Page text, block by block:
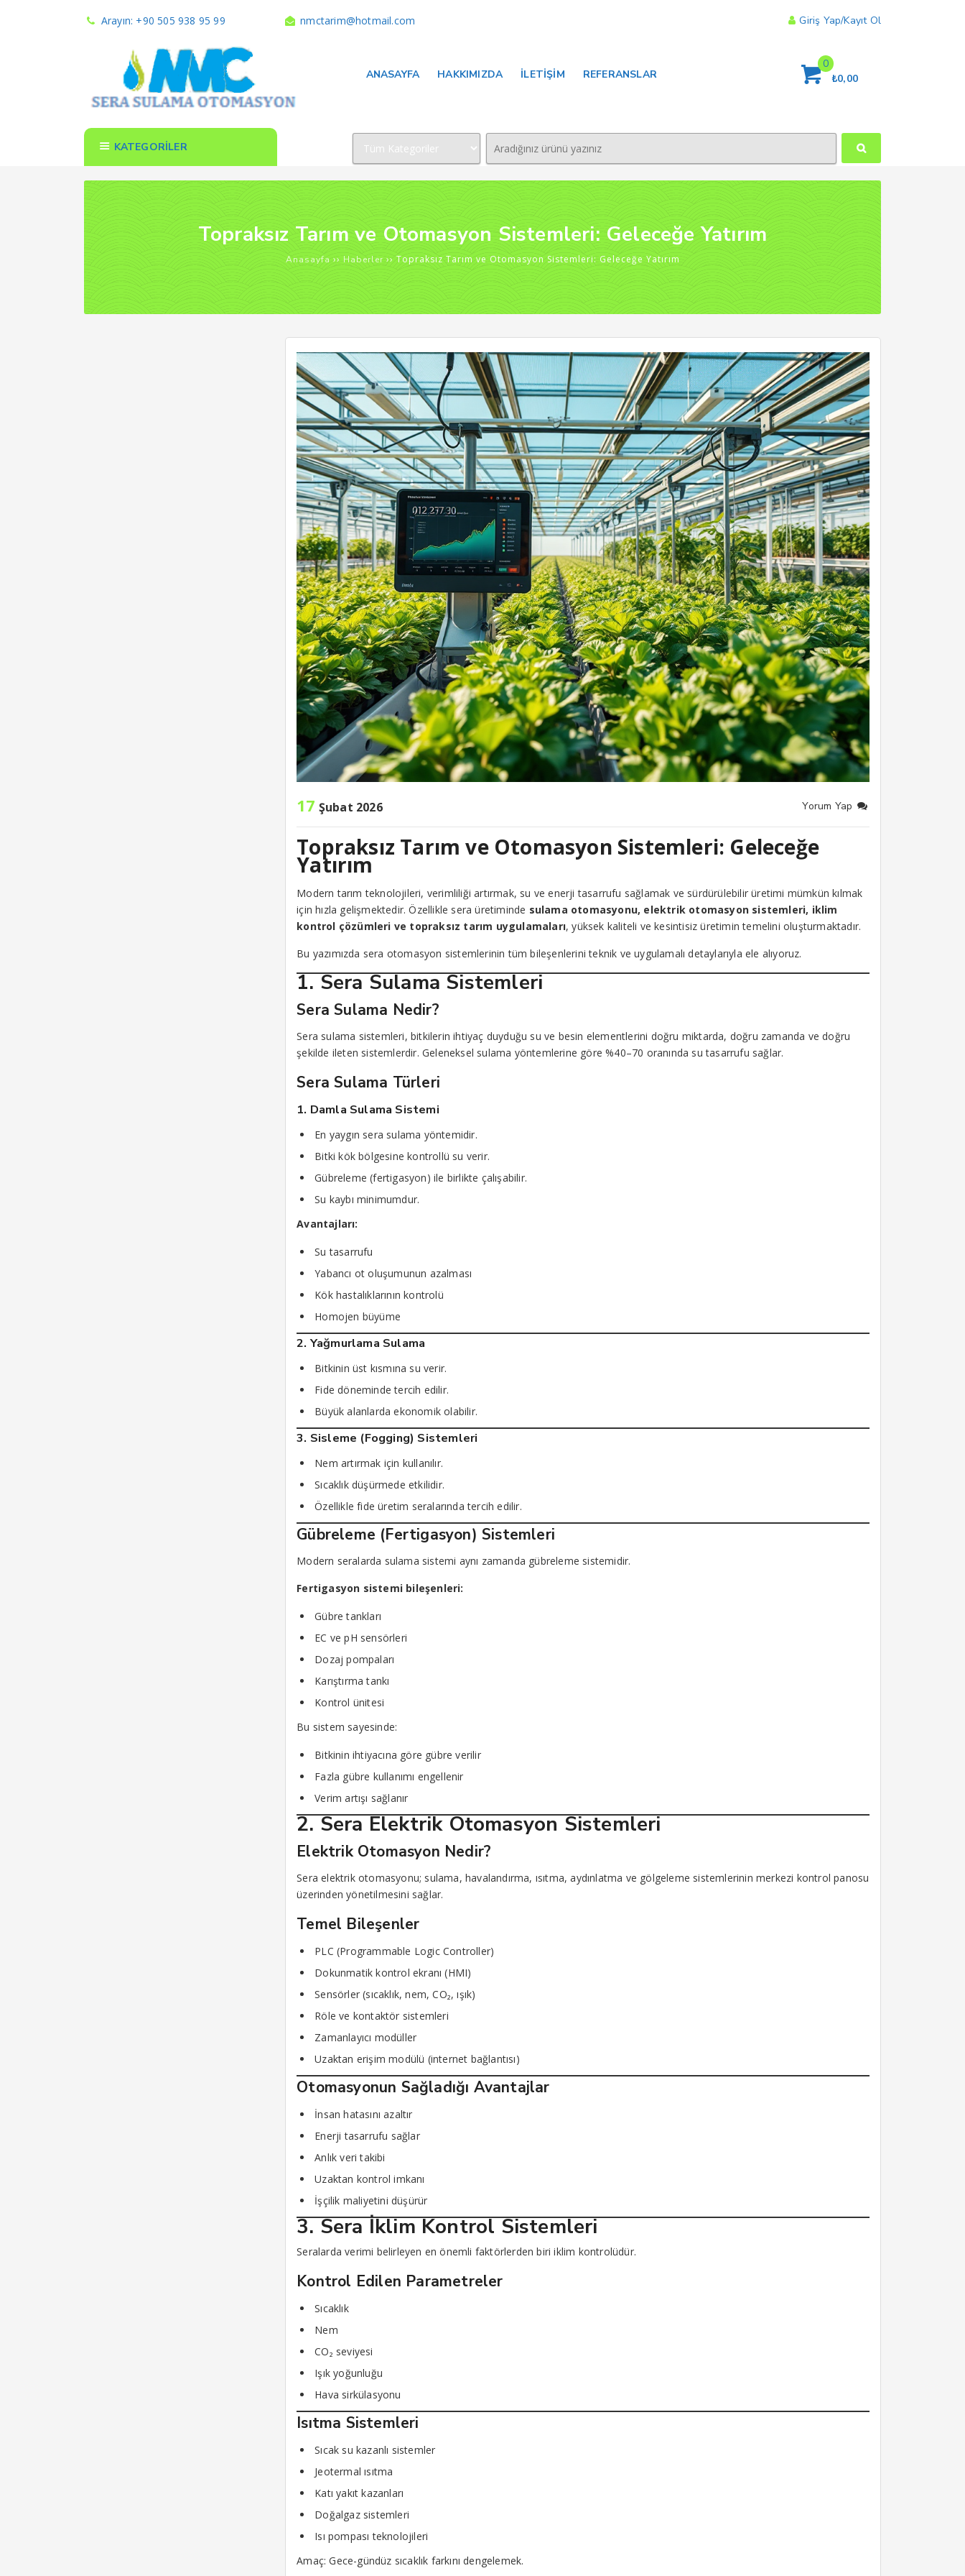
Arayın: +90 505 938 95 99 nmctarim@hotmail.com Giriş Yap/Kayıt Ol
ANASAYFA HAKKIMIZDA İLETIŞIM REFERANSLAR
0
₺0,00
KATEGORİLER
Topraksız Tarım ve Otomasyon Sistemleri: Geleceğe Yatırım
Anasayfa ›› Haberler ›› Topraksız Tarım ve Otomasyon Sistemleri: Geleceğe Yatırım
17 Şubat 2026 Yorum Yap
Topraksız Tarım ve Otomasyon Sistemleri: Geleceğe
Yatırım
Modern tarım teknolojileri, verimliliği artırmak, su ve enerji tasarrufu sağlamak ve sürdürülebilir üretimi mümkün kılmak
için hızla gelişmektedir. Özellikle sera üretiminde sulama otomasyonu, elektrik otomasyon sistemleri, iklim
kontrol çözümleri ve topraksız tarım uygulamaları, yüksek kaliteli ve kesintisiz üretimin temelini oluşturmaktadır.
Bu yazımızda sera otomasyon sistemlerinin tüm bileşenlerini teknik ve uygulamalı detaylarıyla ele alıyoruz.
1. Sera Sulama Sistemleri
Sera Sulama Nedir?
Sera sulama sistemleri, bitkilerin ihtiyaç duyduğu su ve besin elementlerini doğru miktarda, doğru zamanda ve doğru
şekilde ileten sistemlerdir. Geleneksel sulama yöntemlerine göre %40–70 oranında su tasarrufu sağlar.
Sera Sulama Türleri
1. Damla Sulama Sistemi
En yaygın sera sulama yöntemidir.
Bitki kök bölgesine kontrollü su verir.
Gübreleme (fertigasyon) ile birlikte çalışabilir.
Su kaybı minimumdur.
Avantajları:
Su tasarrufu
Yabancı ot oluşumunun azalması
Kök hastalıklarının kontrolü
Homojen büyüme
2. Yağmurlama Sulama
Bitkinin üst kısmına su verir.
Fide döneminde tercih edilir.
Büyük alanlarda ekonomik olabilir.
3. Sisleme (Fogging) Sistemleri
Nem artırmak için kullanılır.
Sıcaklık düşürmede etkilidir.
Özellikle fide üretim seralarında tercih edilir.
Gübreleme (Fertigasyon) Sistemleri
Modern seralarda sulama sistemi aynı zamanda gübreleme sistemidir.
Fertigasyon sistemi bileşenleri:
Gübre tankları
EC ve pH sensörleri
Dozaj pompaları
Karıştırma tankı
Kontrol ünitesi
Bu sistem sayesinde:
Bitkinin ihtiyacına göre gübre verilir
Fazla gübre kullanımı engellenir
Verim artışı sağlanır
2. Sera Elektrik Otomasyon Sistemleri
Elektrik Otomasyon Nedir?
Sera elektrik otomasyonu; sulama, havalandırma, ısıtma, aydınlatma ve gölgeleme sistemlerinin merkezi kontrol panosu
üzerinden yönetilmesini sağlar.
Temel Bileşenler
PLC (Programmable Logic Controller)
Dokunmatik kontrol ekranı (HMI)
Sensörler (sıcaklık, nem, CO₂, ışık)
Röle ve kontaktör sistemleri
Zamanlayıcı modüller
Uzaktan erişim modülü (internet bağlantısı)
Otomasyonun Sağladığı Avantajlar
İnsan hatasını azaltır
Enerji tasarrufu sağlar
Anlık veri takibi
Uzaktan kontrol imkanı
İşçilik maliyetini düşürür
3. Sera İklim Kontrol Sistemleri
Seralarda verimi belirleyen en önemli faktörlerden biri iklim kontrolüdür.
Kontrol Edilen Parametreler
Sıcaklık
Nem
CO₂ seviyesi
Işık yoğunluğu
Hava sirkülasyonu
Isıtma Sistemleri
Sıcak su kazanlı sistemler
Jeotermal ısıtma
Katı yakıt kazanları
Doğalgaz sistemleri
Isı pompası teknolojileri
Amaç: Gece-gündüz sıcaklık farkını dengelemek.